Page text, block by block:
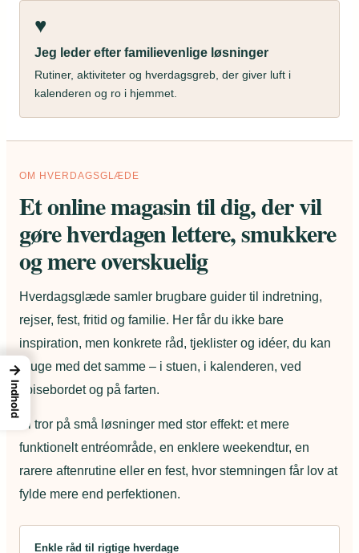
♥
Jeg leder efter familievenlige løsninger
Rutiner, aktiviteter og hverdagsgreb, der giver luft i
kalenderen og ro i hjemmet.
OM HVERDAGSGLÆDE
Et online magasin til dig, der vil
gøre hverdagen lettere, smukkere
og mere overskuelig
Hverdagsglæde samler brugbare guider til indretning,
rejser, fest, fritid og familie. Her får du ikke bare
inspiration, men konkrete råd, tjeklister og idéer, du kan
bruge med det samme – i stuen, i kalenderen, ved
spisebordet og på farten.
Vi tror på små løsninger med stor effekt: et mere
funktionelt entréområde, en enklere weekendtur, en
rarere aftenrutine eller en fest, hvor stemningen får lov at
fylde mere end perfektionen.
Enkle råd til rigtige hverdage
→
Indhold